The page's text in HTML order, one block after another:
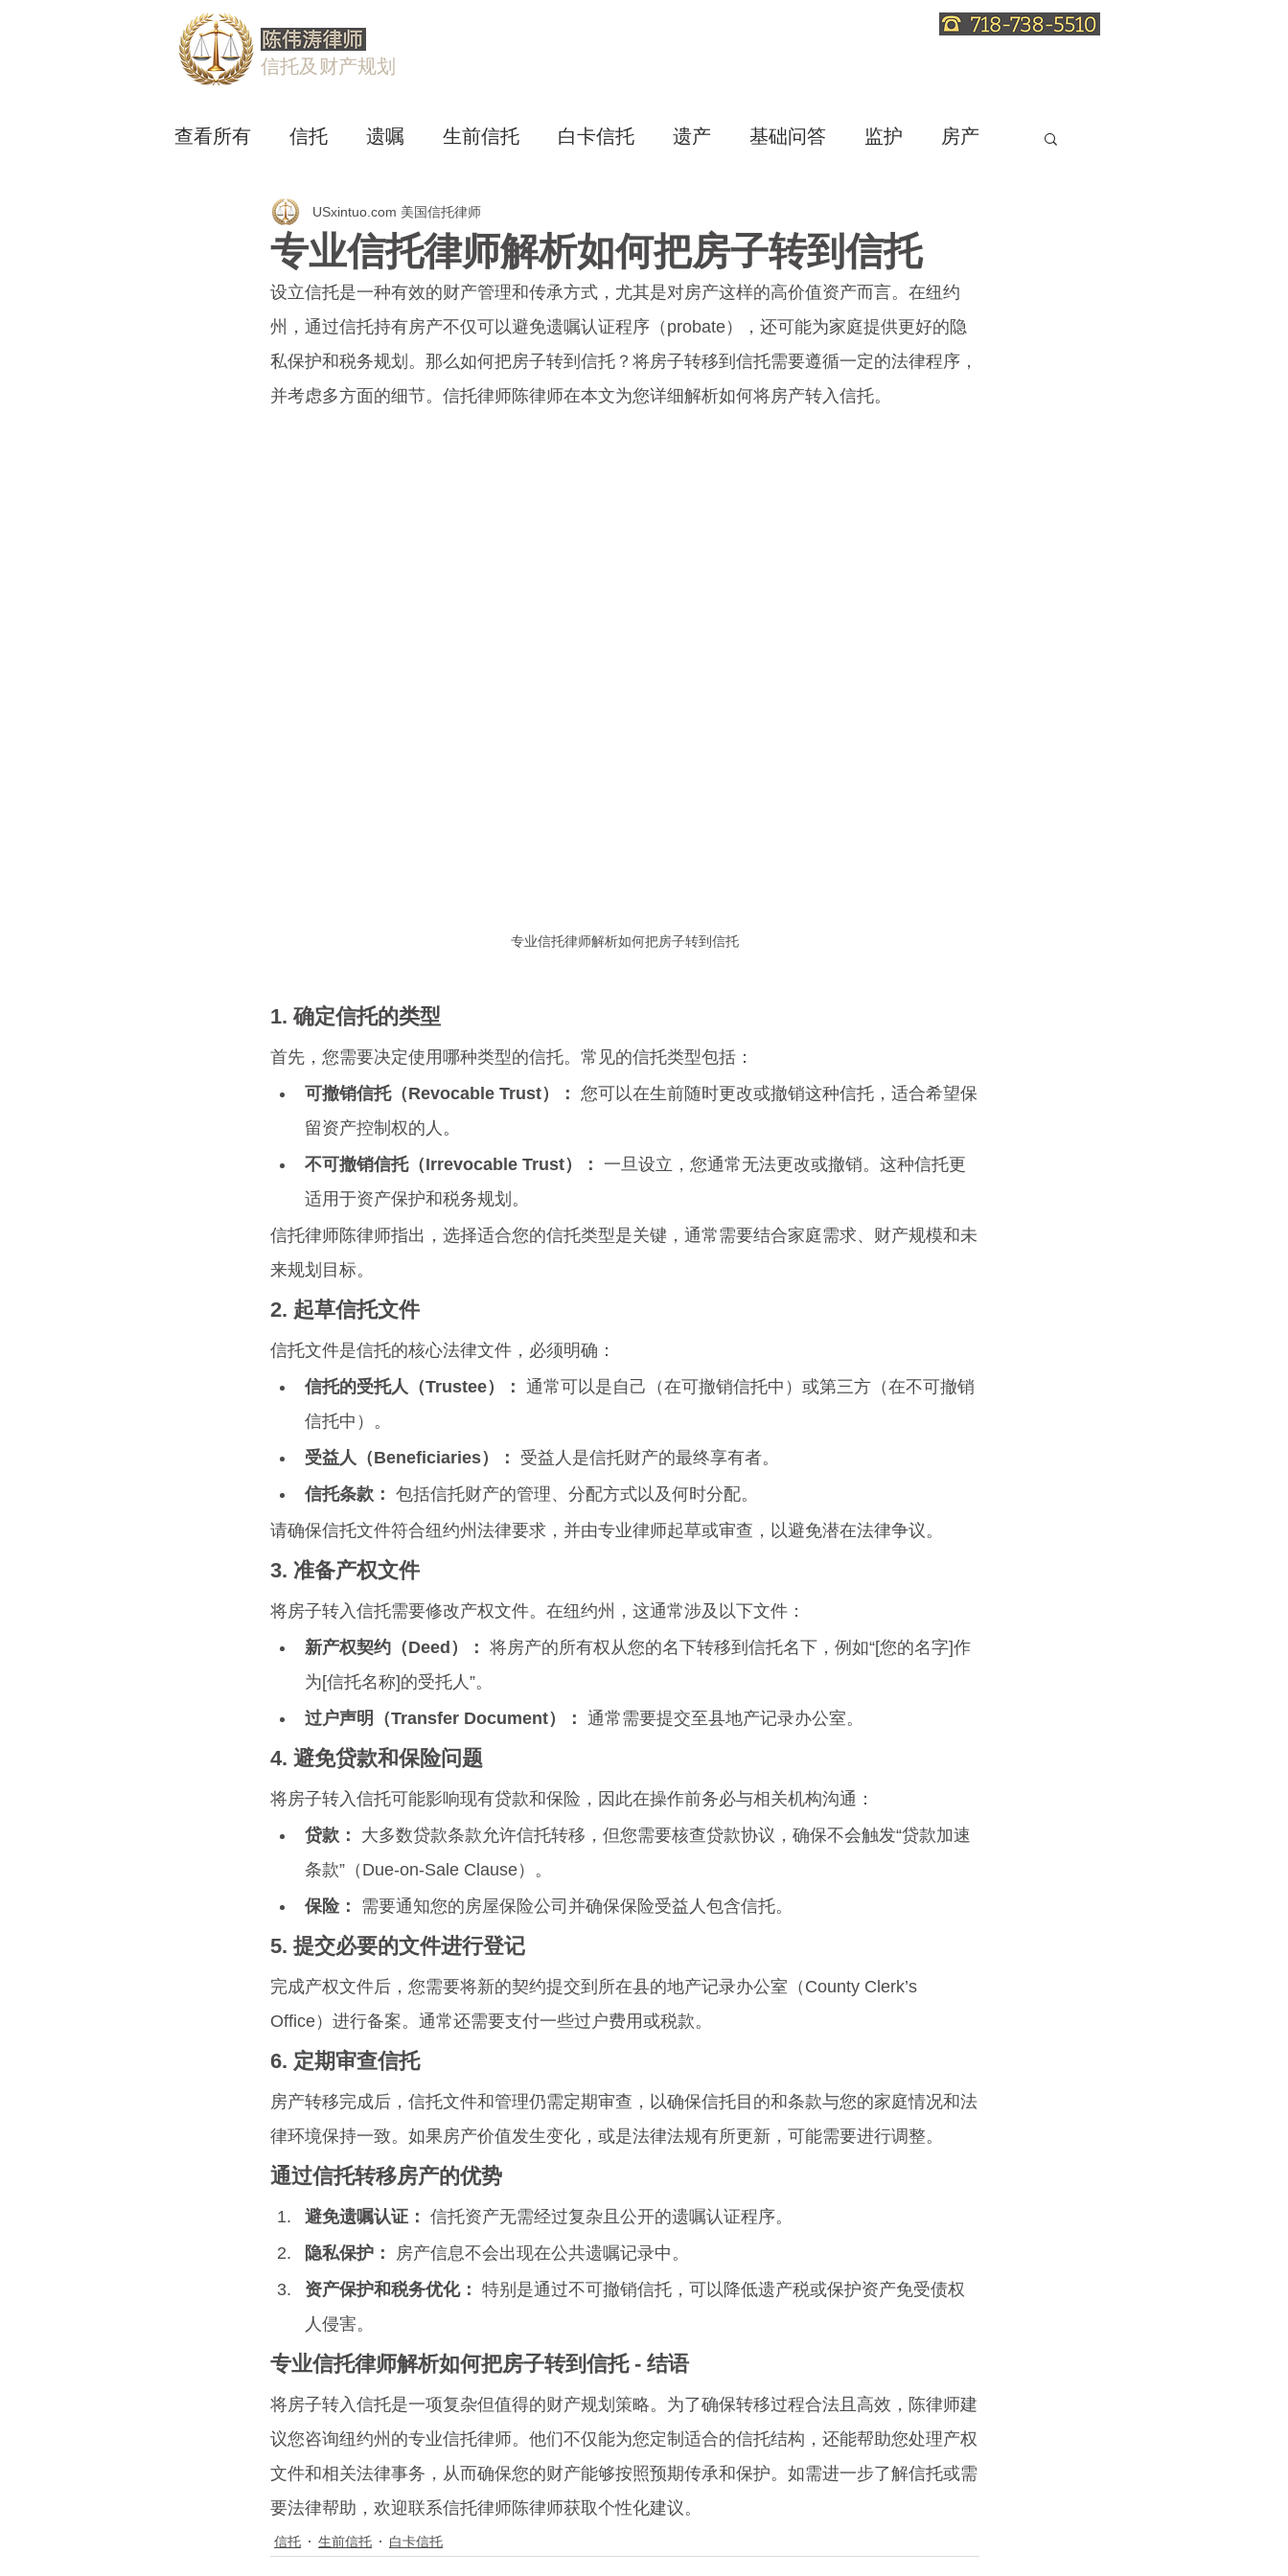
信托及财产规划
查看所有 信托 遗嘱 生前信托 白卡信托 遗产 基础问答 监护 房产
专业信托律师解析如何把房子转到信托
USxintuo.com 美国信托律师
设立信托是一种有效的财产管理和传承方式，尤其是对房产这样的高价值资产而言。在纽约
州，通过信托持有房产不仅可以避免遗嘱认证程序（probate），还可能为家庭提供更好的隐
私保护和税务规划。那么如何把房子转到信托？将房子转移到信托需要遵循一定的法律程序，
并考虑多方面的细节。信托律师陈律师在本文为您详细解析如何将房产转入信托。
专业信托律师解析如何把房子转到信托
1. 确定信托的类型
首先，您需要决定使用哪种类型的信托。常见的信托类型包括：
可撤销信托（Revocable Trust）： 您可以在生前随时更改或撤销这种信托，适合希望保
留资产控制权的人。
不可撤销信托（Irrevocable Trust）： 一旦设立，您通常无法更改或撤销。这种信托更
适用于资产保护和税务规划。
信托律师陈律师指出，选择适合您的信托类型是关键，通常需要结合家庭需求、财产规模和未
来规划目标。
2. 起草信托文件
信托文件是信托的核心法律文件，必须明确：
信托的受托人（Trustee）： 通常可以是自己（在可撤销信托中）或第三方（在不可撤销
信托中）。
受益人（Beneficiaries）：
受益人是信托财产的最终享有者。
信托条款： 包括信托财产的管理、分配方式以及何时分配。
请确保信托文件符合纽约州法律要求，并由专业律师起草或审查，以避免潜在法律争议。
3. 准备产权文件
将房子转入信托需要修改产权文件。在纽约州，这通常涉及以下文件：
新产权契约（Deed）： 将房产的所有权从您的名下转移到信托名下，例如“[您的名字]作
为[信托名称]的受托人”。
过户声明（Transfer Document）： 通常需要提交至县地产记录办公室。
4. 避免贷款和保险问题
将房子转入信托可能影响现有贷款和保险，因此在操作前务必与相关机构沟通：
贷款：
大多数贷款条款允许信托转移，但您需要核查贷款协议，确保不会触发“贷款加速
条款”（Due-on-Sale Clause）。
保险：
需要通知您的房屋保险公司并确保保险受益人包含信托。
5. 提交必要的文件进行登记
完成产权文件后，您需要将新的契约提交到所在县的地产记录办公室（County Clerk’s
Office）进行备案。通常还需要支付一些过户费用或税款。
6. 定期审查信托
房产转移完成后，信托文件和管理仍需定期审查，以确保信托目的和条款与您的家庭情况和法
律环境保持一致。如果房产价值发生变化，或是法律法规有所更新，可能需要进行调整。
通过信托转移房产的优势
避免遗嘱认证： 信托资产无需经过复杂且公开的遗嘱认证程序。
隐私保护：
房产信息不会出现在公共遗嘱记录中。
资产保护和税务优化： 特别是通过不可撤销信托，可以降低遗产税或保护资产免受债权
人侵害。
专业信托律师解析如何把房子转到信托 - 结语
将房子转入信托是一项复杂但值得的财产规划策略。为了确保转移过程合法且高效，陈律师建
议您咨询纽约州的专业信托律师。他们不仅能为您定制适合的信托结构，还能帮助您处理产权
文件和相关法律事务，从而确保您的财产能够按照预期传承和保护。如需进一步了解信托或需
要法律帮助，欢迎联系信托律师陈律师获取个性化建议。
信托 生前信托 白卡信托